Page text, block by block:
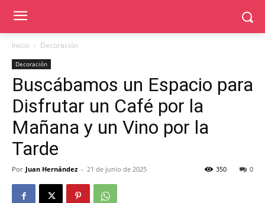
Inicio Decoración
Decoración
Buscábamos un Espacio para
Disfrutar un Café por la
Mañana y un Vino por la
Tarde
Por Juan Hernández - 21 de junio de 2025 0
350